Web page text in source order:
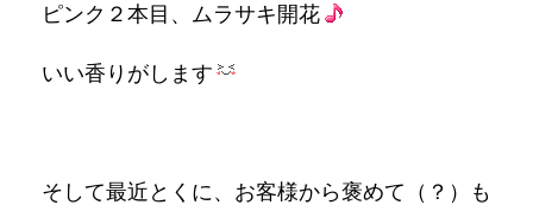
ピンク２本目、ムラサキ開花
いい香りがします
そして最近とくに、お客様から褒めて（？）も